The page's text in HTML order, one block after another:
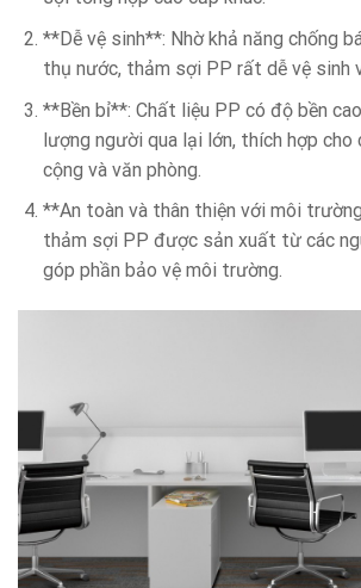
**Dễ vệ sinh**: Nhờ khả năng chống
thụ nước, thảm sợi PP rất dễ vệ sinh
**Bền bỉ**: Chất liệu PP có độ bền
lượng người qua lại lớn, thích hợp cho
cộng và văn phòng.
**An toàn và thân thiện với môi
thảm sợi PP được sản xuất từ các
góp phần bảo vệ môi trường.